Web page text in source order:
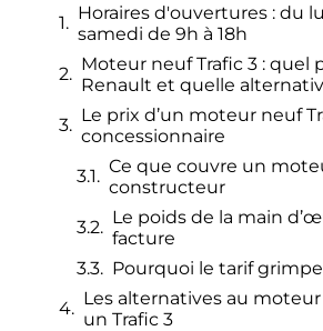
Horaires d'ouvertures : du
samedi de 9h à 18h
Moteur neuf Trafic 3 : quel
Renault et quelle
Le prix d’un moteur neuf
concessionnaire
Ce que couvre un
constructeur
Le poids de la main
facture
Pourquoi le tarif
Les alternatives au
un Trafic 3